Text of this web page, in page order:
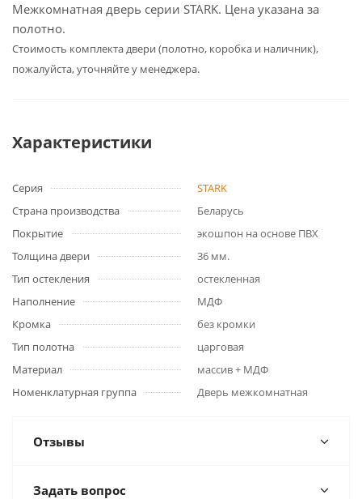
Межкомнатная дверь серии STARK. Цена указана за
полотно.
Cтоимость комплекта двери (полотно, коробка и наличник),
пожалуйста, уточняйте у менеджера.
Характеристики
Серия
STARK
Страна производства
Беларусь
Покрытие
экошпон на основе ПВХ
Толщина двери
36 мм.
Тип остекления
остекленная
Наполнение
МДФ
Кромка
без кромки
Тип полотна
царговая
Материал
массив + МДФ
Номенклатурная группа
Дверь межкомнатная
Отзывы
Задать вопрос